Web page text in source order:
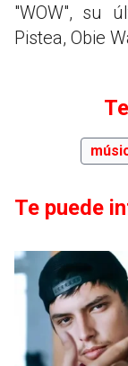
"WOW", su
Pistea, Obie
Te puede